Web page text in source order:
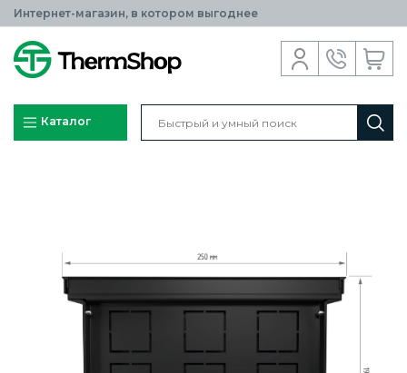
Интернет-магазин, в котором выгоднее
Каталог